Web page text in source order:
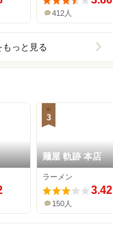
412人
っと見る
3
麺屋 軌跡 本店
ラーメン
3.42
150人